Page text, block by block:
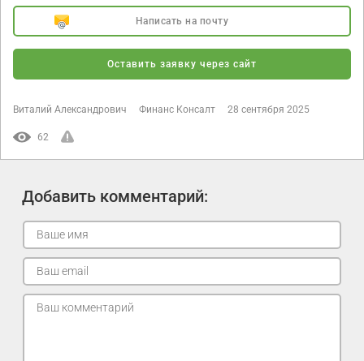
Написать на почту
Оставить заявку через сайт
Виталий Александрович Финанс Консалт 28 сентября 2025
62
Добавить комментарий: